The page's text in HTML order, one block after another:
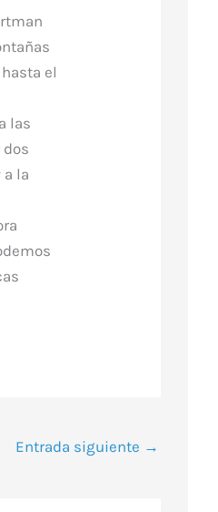
el
las
la
Entrada siguiente →